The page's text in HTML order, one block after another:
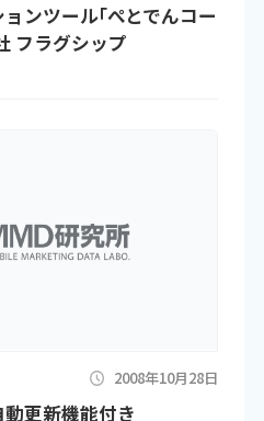
ンツール｢ぺとでんコー
フラグシップ
2008年10月28日
更新機能付き